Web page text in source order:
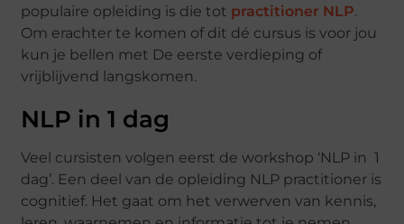
populaire opleiding is die tot practitioner NLP.
Om erachter te komen of dit dé cursus is voor jou
kun je bellen met De eerste verdieping of
vrijblijvend langskomen.
NLP in 1 dag
Veel cursisten volgen eerst de workshop ‘NLP in 1
dag’. Een deel van de opleiding NLP practitioner is
cognitief. Het gaat om het verwerven van kennis,